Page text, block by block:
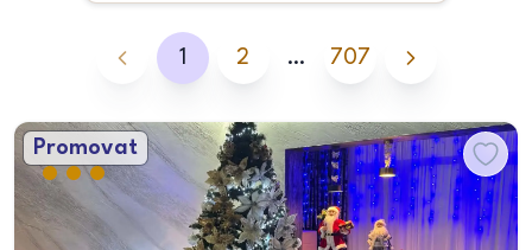
1 2 … 707
Promovat